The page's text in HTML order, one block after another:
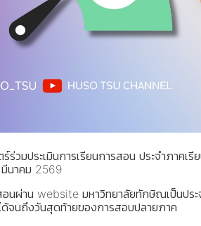
มประเมินการเรียนการสอน ประจำภาคเรี
นาคม 2569
ผ่าน website มหาวิทยาลัยทักษิณเป็นประ
ด้จนถึงวันสุดท้ายของการสอบปลายภาค